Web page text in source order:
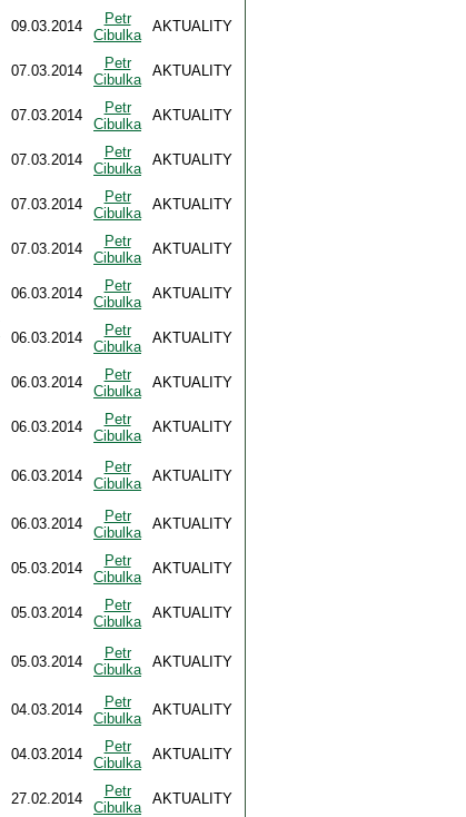
09.03.2014
Petr
Cibulka
AKTUALITY
07.03.2014
Petr
Cibulka
AKTUALITY
07.03.2014
Petr
Cibulka
AKTUALITY
07.03.2014
Petr
Cibulka
AKTUALITY
07.03.2014
Petr
Cibulka
AKTUALITY
07.03.2014
Petr
Cibulka
AKTUALITY
06.03.2014
Petr
Cibulka
AKTUALITY
06.03.2014
Petr
Cibulka
AKTUALITY
06.03.2014
Petr
Cibulka
AKTUALITY
06.03.2014
Petr
Cibulka
AKTUALITY
06.03.2014
Petr
Cibulka
AKTUALITY
06.03.2014
Petr
Cibulka
AKTUALITY
05.03.2014
Petr
Cibulka
AKTUALITY
05.03.2014
Petr
Cibulka
AKTUALITY
05.03.2014
Petr
Cibulka
AKTUALITY
04.03.2014
Petr
Cibulka
AKTUALITY
04.03.2014
Petr
Cibulka
AKTUALITY
27.02.2014
Petr
Cibulka
AKTUALITY